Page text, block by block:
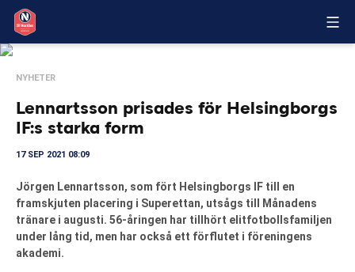
NYHETER
Lennartsson prisades för Helsingborgs
IF:s starka form
17 SEP 2021 08:09
Jörgen Lennartsson, som fört Helsingborgs IF till en
framskjuten placering i Superettan, utsågs till Månadens
tränare i augusti. 56-åringen har tillhört elitfotbollsfamiljen
under lång tid, men har också ett förflutet i föreningens
akademi.